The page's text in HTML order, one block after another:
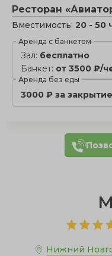
Ресторан
Вместимость: 20 - 50
Аренда с банкетом
Зал: бесплатно
Банкет: от 3500 ₽/
Аренда без еды
3000 ₽ за
Нижний